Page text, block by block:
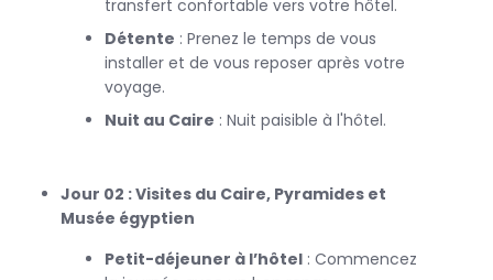
Après cette immersion dans l'histoire, visitez leMusée
des Antiquités, qui abrite des milliers de pièces
précieuses, dont le trésor deToutankhamon. Ce musée
vous plongera dans l'histoire fascinante de l'Égypte
ancienne et vous permettra de découvrir des artefacts
Après avoir exploré le Caire, direction
station balnéaire de
par un vol ou un transport terrestre confortable. Hurghada
transfert confortable vers votre hôtel.
Détente : Prenez le temps de vous
installer et de vous reposer après votre
voyage.
Nuit au Caire : Nuit paisible à l'hôtel.
Jour 02 : Visites du Caire, Pyramides et
Musée égyptien
Petit-déjeuner à l’hôtel : Commencez